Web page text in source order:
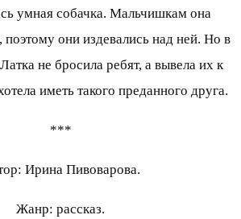
умная собачка. Мальчишкам она
поэтому они издевались над ней. Но в
не бросила ребят, а вывела их к
иметь такого преданного друга.
***
Ирина Пивоварова.
Жанр: рассказ.